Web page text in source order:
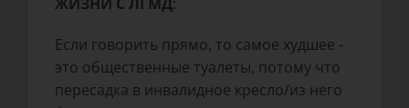
Если говорить прямо, то самое худшее -
это общественные туалеты, потому что
пересадка в инвалидное кресло/из него